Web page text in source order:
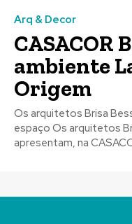
Arq & Decor
CASACOR
ambiente
Origem
Os arquitetos Brisa
espaço Os arquitetos Brisa Bessa e Danilo Lopes
apresentam, na